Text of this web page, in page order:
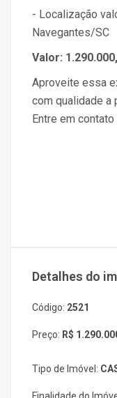
- Localização
Navegantes/SC
Valor:
Aproveite essa
com qualidade a
Entre em
Detalhes do
Código: 2521
Preço: R$
Tipo de Imóvel: